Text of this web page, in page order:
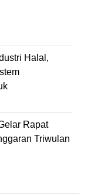
Halal,
Rapat
Triwulan